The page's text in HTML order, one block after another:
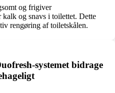
og frigiver
og snavs i toilettet. Dette
rengøring af toiletskålen.
systemet bidrage